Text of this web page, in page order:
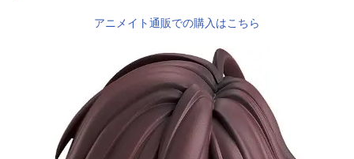
アニメイト通販での購入はこちら